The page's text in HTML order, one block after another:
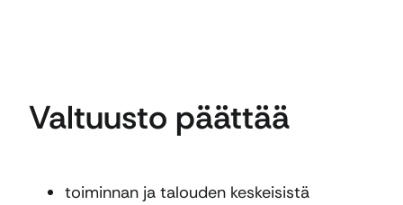
Valtuusto päättää
toiminnan ja talouden keskeisistä